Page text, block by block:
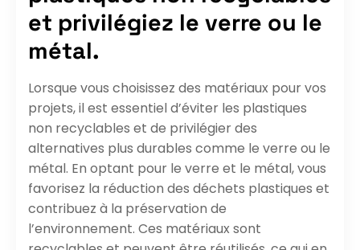
et privilégiez le verre ou le
métal.
Lorsque vous choisissez des matériaux pour vos
projets, il est essentiel d’éviter les plastiques
non recyclables et de privilégier des
alternatives plus durables comme le verre ou le
métal. En optant pour le verre et le métal, vous
favorisez la réduction des déchets plastiques et
contribuez à la préservation de
l’environnement. Ces matériaux sont